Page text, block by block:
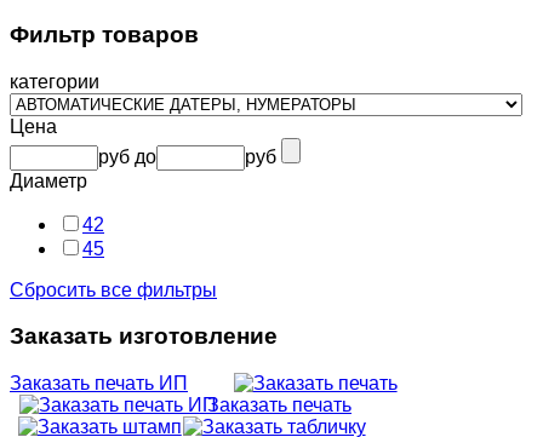
Фильтр товаров
категории
Цена
руб до
руб
Диаметр
42
45
Сбросить все фильтры
Заказать изготовление
Заказать печать ИП
Заказать печать